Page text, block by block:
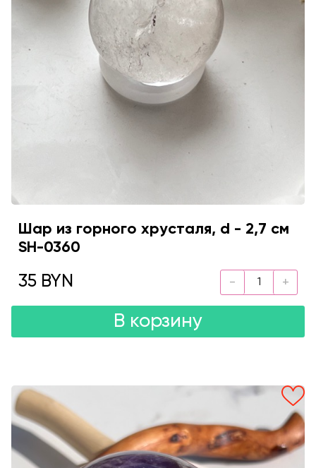
Шар из горного хрусталя, d - 2,7 см
SH-0360
35 BYN
В корзину